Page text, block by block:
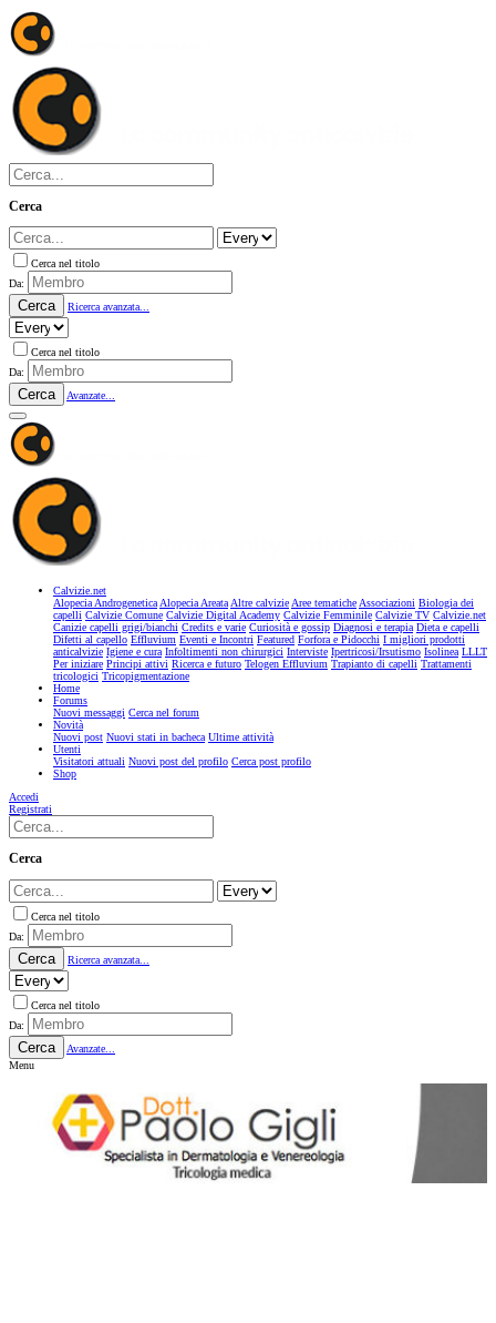
Cerca
Cerca nel titolo
Da:
Cerca Ricerca avanzata...
Cerca nel titolo
Da:
Cerca Avanzate...
Calvizie.net
Alopecia AndrogeneticaAlopecia AreataAltre calvizieAree tematicheAssociazioni Biologia dei
capelli Calvizie Comune Calvizie Digital Academy Calvizie Femminile Calvizie TV Calvizie.net
Canizie capelli grigi/bianchi Credits e varie Curiosità e gossip Diagnosi e terapia Dieta e capelli
Difetti al capello Effluvium Eventi e Incontri Featured Forfora e Pidocchi I migliori prodotti
anticalvizie Igiene e cura Infoltimenti non chirurgici Interviste Ipertricosi/Irsutismo Isolinea LLLT
Per iniziare Principi attivi Ricerca e futuro Telogen Effluvium Trapianto di capelli Trattamenti
tricologici Tricopigmentazione
Home
Forums
Nuovi messaggi Cerca nel forum
Novità
Nuovi post Nuovi stati in bacheca Ultime attività
Utenti
Visitatori attuali Nuovi post del profilo Cerca post profilo
Shop
Accedi
Registrati
Cerca
Cerca nel titolo
Da:
Cerca Ricerca avanzata...
Cerca nel titolo
Da:
Cerca
Avanzate...
Menu